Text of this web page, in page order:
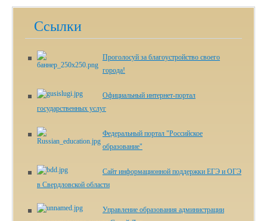
Ссылки
Проголосуй за благоустройство своего
города!
Официальный интернет-портал
государственных услуг
Федеральный портал "Российское
образование"
Сайт информационной поддержки ЕГЭ и ОГЭ
в Свердловской области
Управление образования администрации